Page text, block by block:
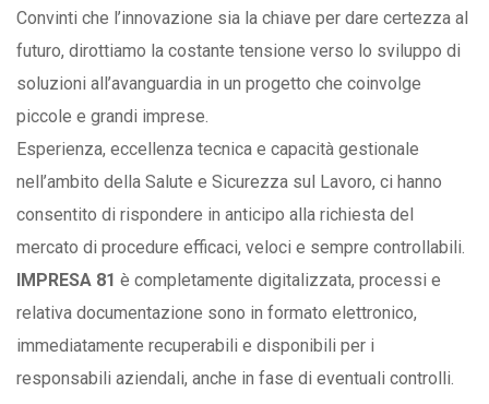
Convinti che l’innovazione sia la chiave per dare certezza al
futuro, dirottiamo la costante tensione verso lo sviluppo di
soluzioni all’avanguardia in un progetto che coinvolge
piccole e grandi imprese.
Esperienza, eccellenza tecnica e capacità gestionale
nell’ambito della Salute e Sicurezza sul Lavoro, ci hanno
consentito di rispondere in anticipo alla richiesta del
mercato di procedure efficaci, veloci e sempre controllabili.
IMPRESA 81 è completamente digitalizzata, processi e
relativa documentazione sono in formato elettronico,
immediatamente recuperabili e disponibili per i
responsabili aziendali, anche in fase di eventuali controlli.